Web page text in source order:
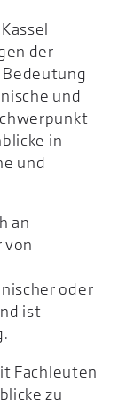
der
und
in
und
an
von
oder
ist
Fachleuten
zu